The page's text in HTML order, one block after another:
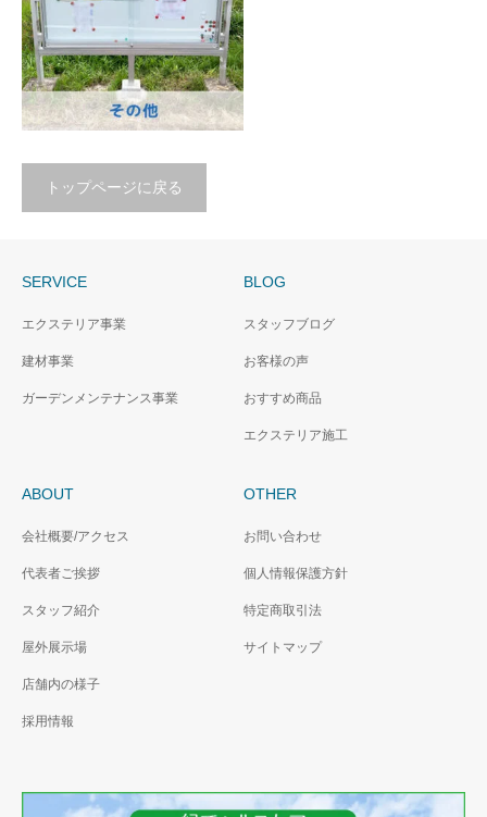
ポリカ（波板）・スレー
ト
その他
トップページに戻る
SERVICE
エクステリア事業
建材事業
ガーデンメンテナンス事業
BLOG
スタッフブログ
お客様の声
おすすめ商品
エクステリア施工
ABOUT
会社概要/アクセス
代表者ご挨拶
スタッフ紹介
屋外展示場
店舗内の様子
採用情報
OTHER
お問い合わせ
個人情報保護方針
特定商取引法
サイトマップ